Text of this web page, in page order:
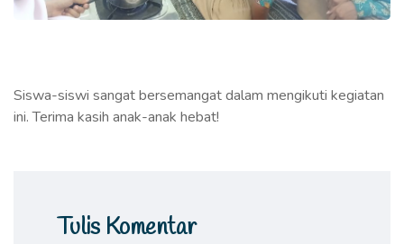
Siswa-siswi sangat bersemangat dalam mengikuti kegiatan
ini. Terima kasih anak-anak hebat!
Tulis Komentar